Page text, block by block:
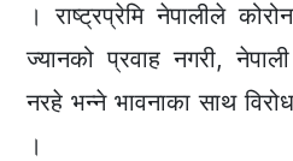
। राष्ट्रप्रेमि नेपालीले
ज्यानको प्रवाह नगरी,
नरहे भन्ने भावनाका साथ
।